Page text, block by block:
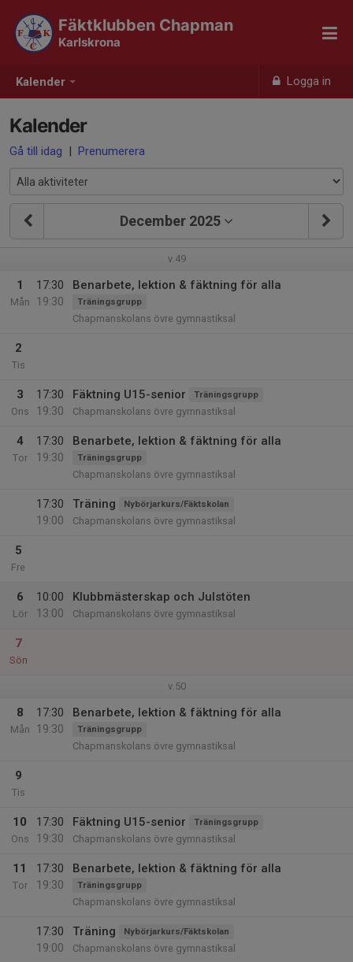
Kalender Logga in
Fäktklubben Chapman
Karlskrona
Kalender
Gå till idag | Prenumerera
December 2025
v.49
1
Mån
17:30
19:30
Benarbete, lektion & fäktning för alla
Träningsgrupp
Chapmanskolans övre gymnastiksal
2
Tis
3
Ons
17:30
19:30
Fäktning U15-senior Träningsgrupp
Chapmanskolans övre gymnastiksal
4
Tor
17:30
19:30
Benarbete, lektion & fäktning för alla
Träningsgrupp
Chapmanskolans övre gymnastiksal
17:30
19:00
Träning Nybörjarkurs/Fäktskolan
Chapmanskolans övre gymnastiksal
5
Fre
6
Lör
10:00
13:00
Klubbmästerskap och Julstöten
Chapmanskolans övre gymnastiksal
7
Sön
v.50
8
Mån
17:30
19:30
Benarbete, lektion & fäktning för alla
Träningsgrupp
Chapmanskolans övre gymnastiksal
9
Tis
10
Ons
17:30
19:30
Fäktning U15-senior Träningsgrupp
Chapmanskolans övre gymnastiksal
11
Tor
17:30
19:30
Benarbete, lektion & fäktning för alla
Träningsgrupp
Chapmanskolans övre gymnastiksal
17:30
19:00
Träning Nybörjarkurs/Fäktskolan
Chapmanskolans övre gymnastiksal